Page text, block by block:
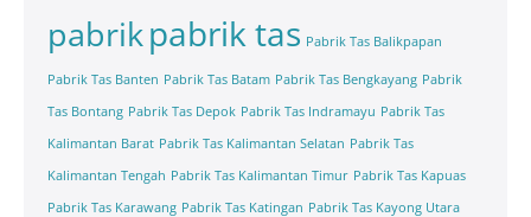
pabrikpabrik tas Pabrik Tas Balikpapan
Pabrik Tas Banten Pabrik Tas Batam Pabrik Tas Bengkayang Pabrik
Tas Bontang Pabrik Tas Depok Pabrik Tas Indramayu Pabrik Tas
Kalimantan Barat Pabrik Tas Kalimantan Selatan Pabrik Tas
Kalimantan Tengah Pabrik Tas Kalimantan Timur Pabrik Tas Kapuas
Pabrik Tas Karawang Pabrik Tas Katingan Pabrik Tas Kayong Utara